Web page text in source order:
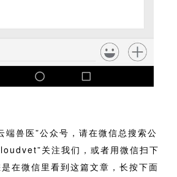
端兽医”公众号，请在微信总搜索公
关注我们，或者用微信扫下
在微信里看到这篇文章，长按下面